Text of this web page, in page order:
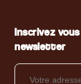
Inscrivez
newsletter